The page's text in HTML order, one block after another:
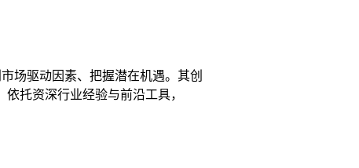
场驱动因素、把握潜在机遇。其创
托资深行业经验与前沿工具，